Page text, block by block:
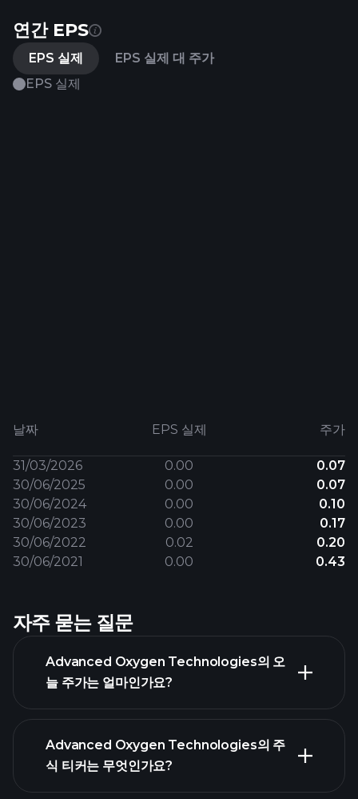
연간 EPS
EPS 실제
EPS 실제 대 주가
EPS 실제
날짜 EPS 실제 주가
31/03/2026 0.00
0.07
30/06/2025
0.00
0.07
30/06/2024
0.00
0.10
30/06/2023
0.00
0.17
30/06/2022
0.02
0.20
30/06/2021
0.00 0.43
자주 묻는 질문
Advanced Oxygen Technologies의 오
늘 주가는 얼마인가요?
Advanced Oxygen Technologies의 주
식 티커는 무엇인가요?